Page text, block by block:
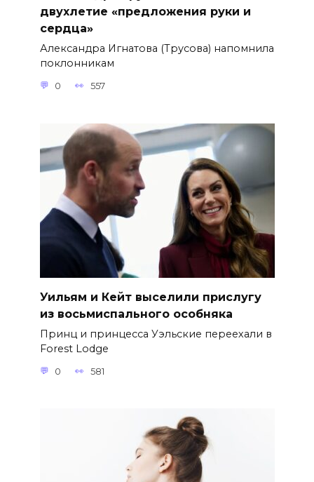
двухлетие «предложения руки и
сердца»
Александра Игнатова (Трусова) напомнила
поклонникам
0 557
Уильям и Кейт выселили прислугу
из восьмиспального особняка
Принц и принцесса Уэльские переехали в
Forest Lodge
0 581